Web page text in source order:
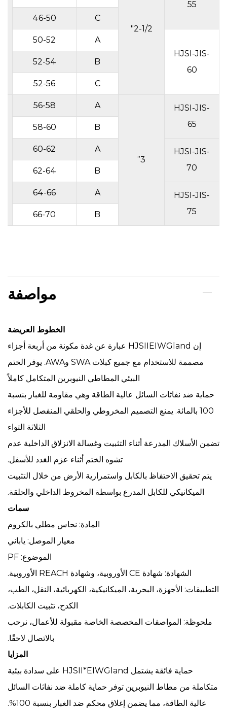
55
2-1/2"
C
46-50
HJSI-JIS-
60
A
50-52
B
52-54
C
52-56
HJSI-JIS-
65
3”
A
56-58
B
58-60
HJSI-JIS-
70
A
60-62
B
62-64
HJSI-JIS-
75
A
64-66
B
66-70
مواصفة
الخطوط العريضة
إن HJSIIEIWGland عبارة عن غدة مكونة من أربعة أجزاء
مصممة للاستخدام مع جميع كبلات SWA وAWA. يوفر الختم
البيئي المطاطي النيوبرين المتكامل كاملاً
حماية ضد نفاثات السائل عالية الطاقة وهي مقاومة للغبار بنسبة
100 بالمائة. يمنع التصميم المخروطي والحلقي المنفصل للأجزاء
الثلاثة التواء
تضمن الأسلاك المدرعة أثناء التثبيت وغسالة الانزلاق الداخلية عدم
تشوه الختم أثناء عزم الغدد للأسفل.
يتم تحقيق الاحتفاظ بالكابل واستمرارية الأرض من خلال التثبيت
الميكانيكي للكابل المدرع بواسطة المخروط الداخلي والحلقة.
سمات
المادة: نحاس مطلي بالكروم
معيار الموصل: ياباني
الموضوع: PF
الشهادة: شهادة CE الأوروبية، وشهادة REACH الأوروبية.
التطبيقات: الأجهزة، البحرية، الميكانيكية، الكهربائية، النقل، الطب،
الكدح، تثبيت الكابلات.
ملحوظة: المواصفات المخصصة الخاصة مقبولة للأعمال، نرحب
بالاتصال لاحقًا.
المزايا
حماية فائقة يشتمل HJSII*EIWGland على سدادة بيئية
متكاملة من مطاط النيوبرين توفر حماية كاملة ضد نفاثات السائل
عالية الطاقة، مما يضمن إغلاق محكم ضد الغبار بنسبة 100%.